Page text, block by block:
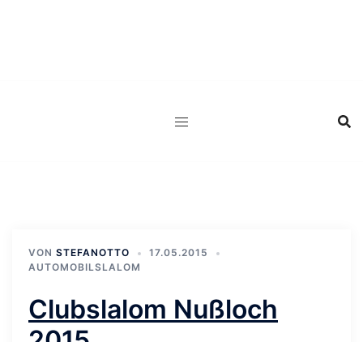
VON STEFANOTTO
17.05.2015
AUTOMOBILSLALOM
Clubslalom Nußloch